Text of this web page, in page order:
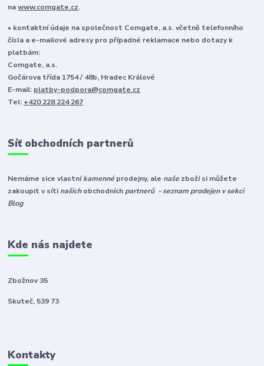
nawww.comgate.cz.
• kontaktní údaje na společnost Comgate, a.s. včetně telefonního
čísla a e-mailové adresy pro případné reklamace nebo dotazy k
platbám:
Comgate, a.s.
Gočárova třída 1754 / 48b, Hradec Králové
E-mail: platby-podpora@comgate.cz
Tel: +420 228 224 267
Síť obchodních partnerů
Nemáme sice vlastníkamennéprodejny, ale naše zboží si můžete
zakoupit v síti našichobchodníchpartnerů - seznam prodejen v sekci
Blog
Kde nás najdete
Zbožnov 35
Skuteč, 539 73
Kontakty